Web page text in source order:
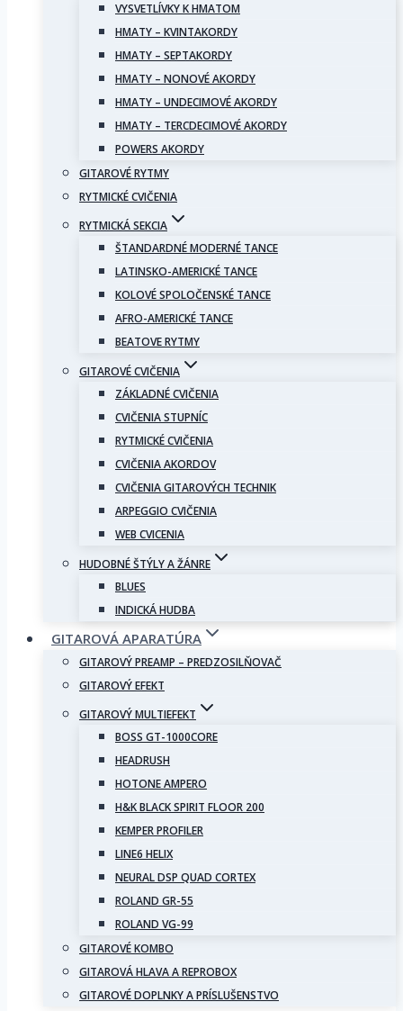
VYSVETLÍVKY K HMATOM
HMATY – KVINTAKORDY
HMATY – SEPTAKORDY
HMATY – NONOVÉ AKORDY
HMATY – UNDECIMOVÉ AKORDY
HMATY – TERCDECIMOVÉ AKORDY
POWERS AKORDY
GITAROVÉ RYTMY
RYTMICKÉ CVIČENIA
RYTMICKÁ SEKCIA
ŠTANDARDNÉ MODERNÉ TANCE
LATINSKO-AMERICKÉ TANCE
KOLOVÉ SPOLOČENSKÉ TANCE
AFRO-AMERICKÉ TANCE
BEATOVE RYTMY
GITAROVÉ CVIČENIA
ZÁKLADNÉ CVIČENIA
CVIČENIA STUPNÍC
RYTMICKÉ CVIČENIA
CVIČENIA AKORDOV
CVIČENIA GITAROVÝCH TECHNIK
ARPEGGIO CVIČENIA
WEB CVICENIA
HUDOBNÉ ŠTÝLY A ŽÁNRE
BLUES
INDICKÁ HUDBA
GITAROVÁ APARATÚRA
GITAROVÝ PREAMP – PREDZOSILŇOVAČ
GITAROVÝ EFEKT
GITAROVÝ MULTIEFEKT
BOSS GT-1000CORE
HEADRUSH
HOTONE AMPERO
H&K BLACK SPIRIT FLOOR 200
KEMPER PROFILER
LINE6 HELIX
NEURAL DSP QUAD CORTEX
ROLAND GR-55
ROLAND VG-99
GITAROVÉ KOMBO
GITAROVÁ HLAVA A REPROBOX
GITAROVÉ DOPLNKY A PRÍSLUŠENSTVO